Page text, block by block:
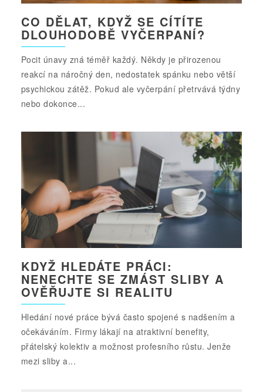
CO DĚLAT, KDYŽ SE CÍTÍTE
DLOUHODOBĚ VYČERPANÍ?
Pocit únavy zná téměř každý. Někdy je přirozenou
reakcí na náročný den, nedostatek spánku nebo větší
psychickou zátěž. Pokud ale vyčerpání přetrvává týdny
nebo dokonce...
KDYŽ HLEDÁTE PRÁCI:
NENECHTE SE ZMÁST SLIBY A
OVĚŘUJTE SI REALITU
Hledání nové práce bývá často spojené s nadšením a
očekáváním. Firmy lákají na atraktivní benefity,
přátelský kolektiv a možnost profesního růstu. Jenže
mezi sliby a...